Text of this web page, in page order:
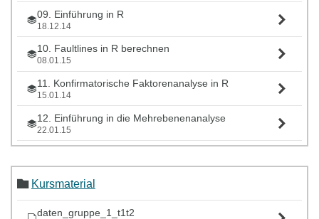
09. Einführung in R
18.12.14
10. Faultlines in R berechnen
08.01.15
11. Konfirmatorische Faktorenanalyse in R
15.01.14
12. Einführung in die Mehrebenenanalyse
22.01.15
29.01.15
Kursmaterial
daten_gruppe_1_t1t2